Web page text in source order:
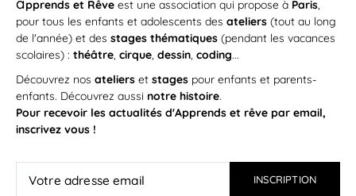
pprends et Rêve est une association qui propose à Paris,
pour tous les enfants et adolescents des ateliers (tout au long
de l'année) et des stages thématiques (pendant les vacances
scolaires) : théâtre, cirque, dessin, coding...
Découvrez nos ateliers et stages pour enfants et parents-
enfants. Découvrez aussi notre histoire.
Pour recevoir les actualités d'Apprends et rêve par email,
inscrivez vous !